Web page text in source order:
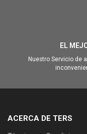
EL
Nuestro Servicio de
ACERCA DE TERS